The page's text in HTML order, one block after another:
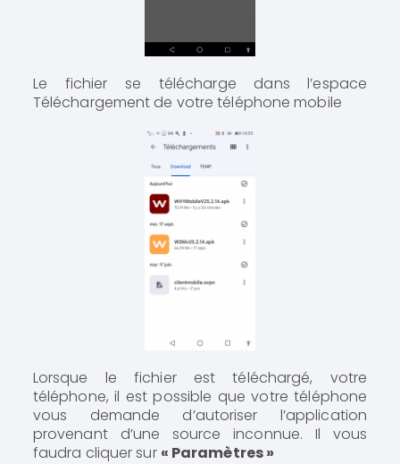
Le fichier se télécharge dans l’espace
Téléchargement de votre téléphone mobile
Lorsque le fichier est téléchargé, votre
téléphone, il est possible que votre téléphone
vous demande d’autoriser l’application
provenant d’une source inconnue. Il vous
faudra cliquer sur « Paramètres »